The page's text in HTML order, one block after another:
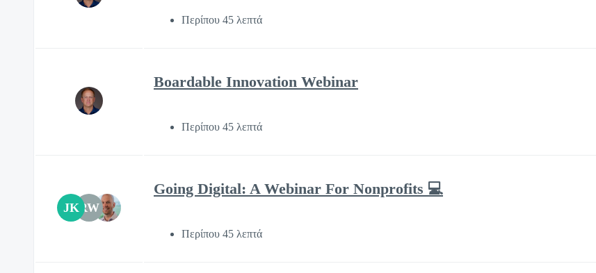
Περίπου 45 λεπτά
Boardable Innovation Webinar
Περίπου 45 λεπτά
JKRW
Going Digital: A Webinar For Nonprofits 💻
Περίπου 45 λεπτά